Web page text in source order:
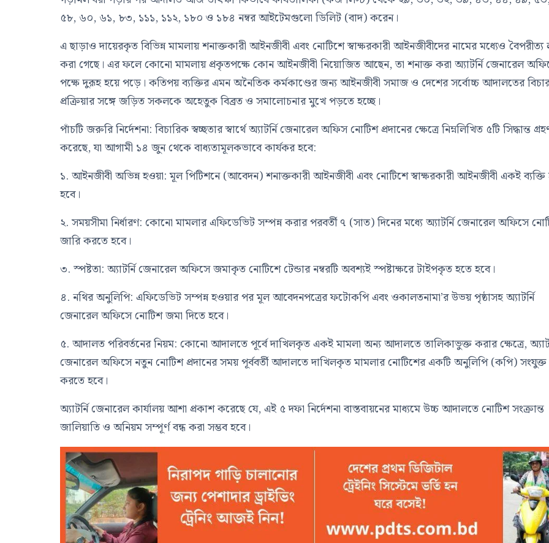
৫৮, ৬০, ৬১, ৮৩, ১১১, ১১২, ১৮০ ও ১৮৪ নম্বর আইটেমগুলো ডিলিট (বাদ) করেন।
এ ছাড়াও দায়েরকৃত বিভিন্ন মামলায় শনাক্তকারী আইনজীবী এবং নোটিশে স্বাক্ষরকারী আইনজীবীদের নামের মধ্যেও বৈপরীত্য
করা গেছে। এর ফলে কোনো মামলায় প্রকৃতপক্ষে কোন আইনজীবী নিয়োজিত আছেন, তা শনাক্ত করা অ্যাটর্নি জেনারেল
পক্ষে দুরূহ হয়ে পড়ে। কতিপয় ব্যক্তির এমন অনৈতিক কর্মকাণ্ডের জন্য আইনজীবী সমাজ ও দেশের সর্বোচ্চ আদালতের
প্রক্রিয়ার সঙ্গে জড়িত সকলকে অহেতুক বিব্রত ও সমালোচনার মুখে পড়তে হচ্ছে।
পাঁচটি জরুরি নির্দেশনা: বিচারিক স্বচ্ছতার স্বার্থে অ্যাটর্নি জেনারেল অফিস নোটিশ প্রদানের ক্ষেত্রে নিম্নলিখিত ৫টি সিদ্ধান্ত
করেছে, যা আগামী ১৪ জুন থেকে বাধ্যতামূলকভাবে কার্যকর হবে:
১. আইনজীবী অভিন্ন হওয়া: মূল পিটিশনে (আবেদন) শনাক্তকারী আইনজীবী এবং নোটিশে স্বাক্ষরকারী আইনজীবী একই
হবে।
২. সময়সীমা নির্ধারণ: কোনো মামলার এফিডেভিট সম্পন্ন করার পরবর্তী ৭ (সাত) দিনের মধ্যে অ্যাটর্নি জেনারেল অফিসে
জারি করতে হবে।
৩. স্পষ্টতা: অ্যাটর্নি জেনারেল অফিসে জমাকৃত নোটিশে টেন্ডার নম্বরটি অবশ্যই স্পষ্টাক্ষরে টাইপকৃত হতে হবে।
৪. নথির অনুলিপি: এফিডেভিট সম্পন্ন হওয়ার পর মূল আবেদনপত্রের ফটোকপি এবং ওকালতনামা’র উভয় পৃষ্ঠাসহ অ্যাটর্নি
জেনারেল অফিসে নোটিশ জমা দিতে হবে।
৫. আদালত পরিবর্তনের নিয়ম: কোনো আদালতে পূর্বে দাখিলকৃত একই মামলা অন্য আদালতে তালিকাভুক্ত করার ক্ষেত্রে,
জেনারেল অফিসে নতুন নোটিশ প্রদানের সময় পূর্ববর্তী আদালতে দাখিলকৃত মামলার নোটিশের একটি অনুলিপি (কপি) সংযুক্ত
করতে হবে।
অ্যাটর্নি জেনারেল কার্যালয় আশা প্রকাশ করেছে যে, এই ৫ দফা নির্দেশনা বাস্তবায়নের মাধ্যমে উচ্চ আদালতে নোটিশ সংক্রান্ত
জালিয়াতি ও অনিয়ম সম্পূর্ণ বন্ধ করা সম্ভব হবে।